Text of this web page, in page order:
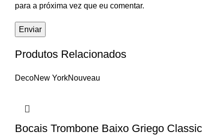
para a próxima vez que eu comentar.
Produtos Relacionados
DecoNew YorkNouveau
Bocais Trombone Baixo Griego Classic